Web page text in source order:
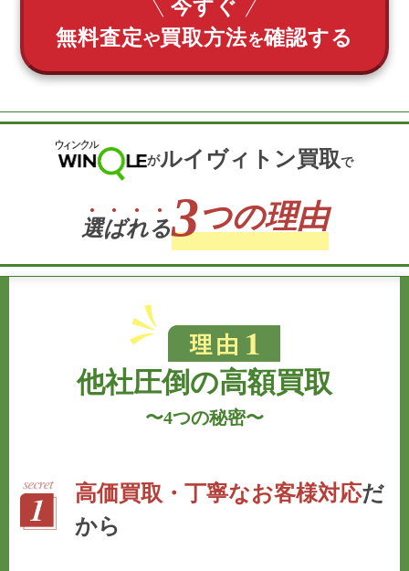
今すぐ
無料査定や買取方法を確認する
がルイヴィトン買取で
選ばれる3つの理由
他社圧倒の高額買取
〜4つの秘密〜
高価買取・丁寧なお客様対応だ
から